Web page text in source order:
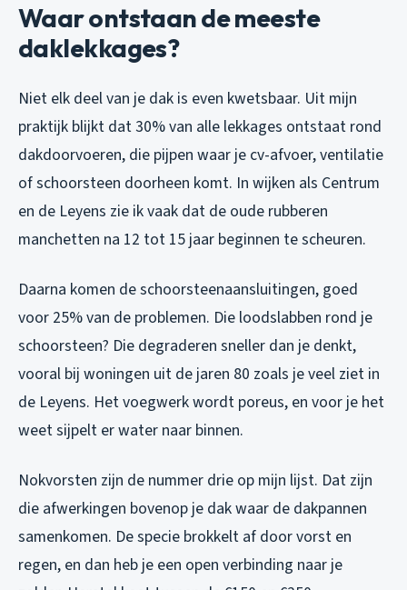
Waar ontstaan de meeste
daklekkages?
Niet elk deel van je dak is even kwetsbaar. Uit mijn
praktijk blijkt dat 30% van alle lekkages ontstaat rond
dakdoorvoeren, die pijpen waar je cv-afvoer, ventilatie
of schoorsteen doorheen komt. In wijken als Centrum
en de Leyens zie ik vaak dat de oude rubberen
manchetten na 12 tot 15 jaar beginnen te scheuren.
Daarna komen de schoorsteenaansluitingen, goed
voor 25% van de problemen. Die loodslabben rond je
schoorsteen? Die degraderen sneller dan je denkt,
vooral bij woningen uit de jaren 80 zoals je veel ziet in
de Leyens. Het voegwerk wordt poreus, en voor je het
weet sijpelt er water naar binnen.
Nokvorsten zijn de nummer drie op mijn lijst. Dat zijn
die afwerkingen bovenop je dak waar de dakpannen
samenkomen. De specie brokkelt af door vorst en
regen, en dan heb je een open verbinding naar je